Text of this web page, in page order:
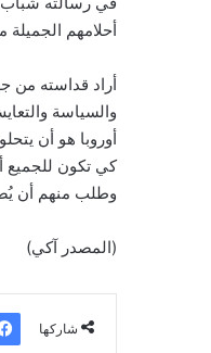
أحلامهم
أراد قداسته من
والسياسة
أوروبا هو أن
كي تكون للجميع
وطلب منهم أن
(المصدر آكي)
شاركها